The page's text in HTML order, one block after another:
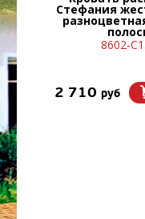
Стефания
8602-
2 710 руб